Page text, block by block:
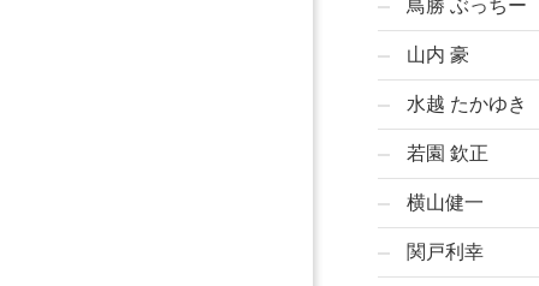
鳥勝 ぶっちー
山内 豪
水越 たかゆき
若園 欽正
横山健一
関戸利幸